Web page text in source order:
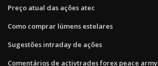
Preço atual das ações atec
Como comprar lúmens estelares
Sugestões intraday de ações
Comentários de activtrades forex peace army